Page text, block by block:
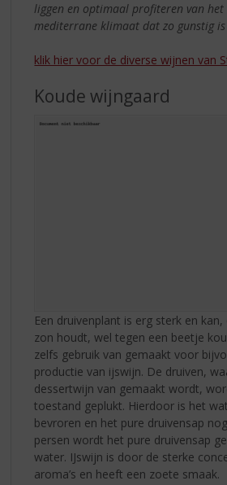
liggen en optimaal profiteren van het
mediterrane klimaat dat zo gunstig
klik hier voor de diverse wijnen van
Koude wijngaard
Een druivenplant is erg sterk en
zon houdt, wel tegen een beetje
zelfs gebruik van gemaakt voor
productie van ijswijn. De druiven,
dessertwijn van gemaakt wordt,
toestand geplukt. Hierdoor is het
bevroren en het pure druivensap
persen wordt het pure druivensap
water. IJswijn is door de sterke
aroma’s en heeft een zoete smaak.